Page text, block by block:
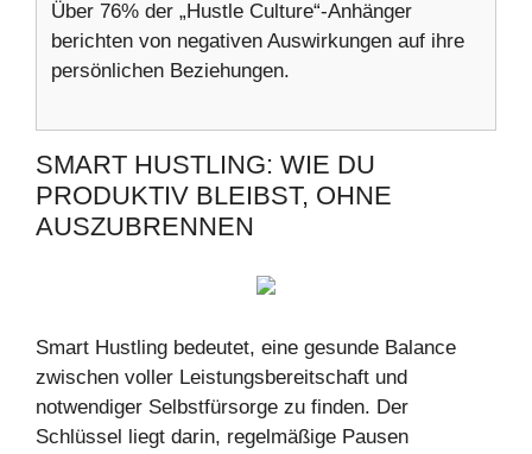
Über 76% der „Hustle Culture“-Anhänger
berichten von negativen Auswirkungen auf ihre
persönlichen Beziehungen.
SMART HUSTLING: WIE DU
PRODUKTIV BLEIBST, OHNE
AUSZUBRENNEN
Smart Hustling bedeutet, eine gesunde Balance
zwischen voller Leistungsbereitschaft und
notwendiger Selbstfürsorge zu finden. Der
Schlüssel liegt darin, regelmäßige Pausen